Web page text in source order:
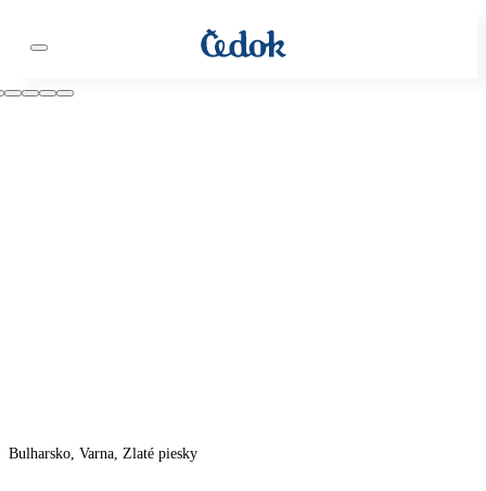
Bulharsko, Varna, Zlaté piesky